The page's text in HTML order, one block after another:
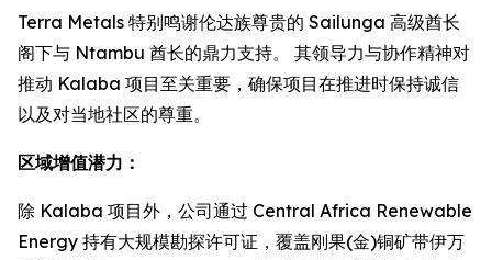
Terra Metals 特别鸣谢伦达族尊贵的 Sailunga 高级酋长
阁下与 Ntambu 酋长的鼎力支持。 其领导力与协作精神对
推动 Kalaba 项目至关重要，确保项目在推进时保持诚信
以及对当地社区的尊重。
区域增值潜力：
除 Kalaba 项目外，公司通过 Central Africa Renewable
Energy 持有大规模勘探许可证，覆盖刚果(金)铜矿带伊万